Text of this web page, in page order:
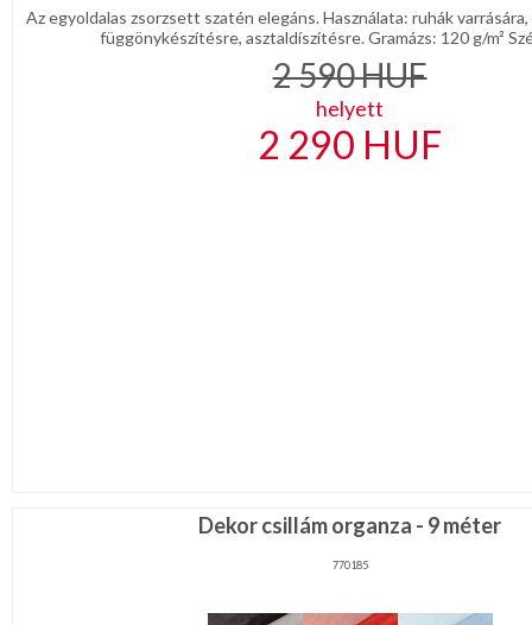
Az egyoldalas zsorzsett szatén elegáns. Használata: ruhák
függönykészítésre, asztaldíszítésre. Gramázs: 120 g/m²
2 590HUF
helyett
2 290 HUF
Dekor csillám organza - 9 méter
770185